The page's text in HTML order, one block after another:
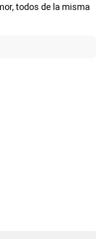
todos de la misma